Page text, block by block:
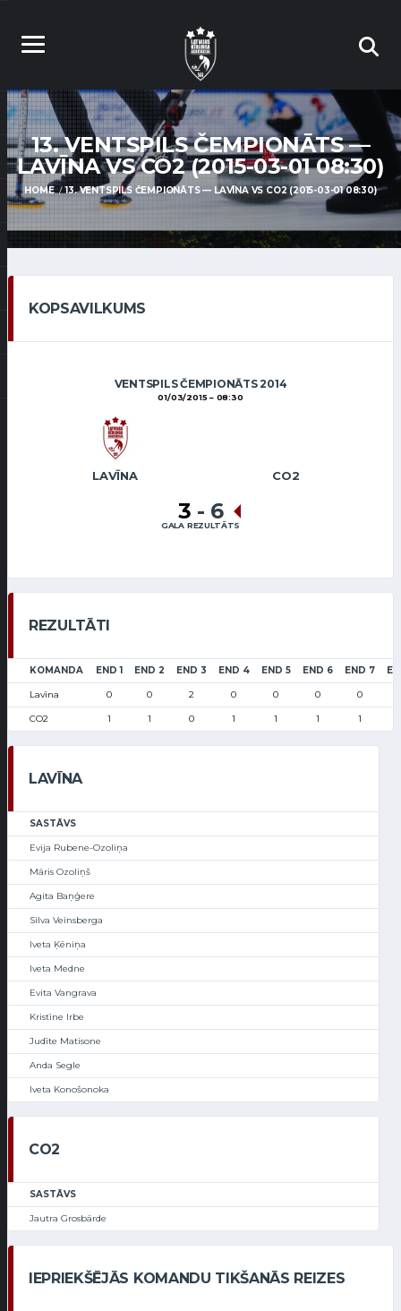
13. VENTSPILS ČEMPIONĀTS —
LAVĪNA VS CO2 (2015-03-01 08:30)
HOME 13. VENTSPILS ČEMPIONĀTS — LAVĪNA VS CO2 (2015-03-01 08:30)
KOPSAVILKUMS
VENTSPILS ČEMPIONĀTS 2014
01/03/2015 08:30
LAVĪNA CO2
3 - 6
GALA REZULTĀTS
REZULTĀTI
KOMANDA END 1 END 2 END 3 END 4 END 5 END 6 END 7
Lavīna 0 0 2 0 0 0 0
CO2 1 1 0 1 1 1 1
LAVĪNA
SASTĀVS
Evija Rubene-Ozoliņa
Māris Ozoliņš
Agita Baņģere
Silva Veinsberga
Iveta Ķēniņa
Iveta Medne
Evita Vangrava
Kristīne Irbe
Judīte Matisone
Anda Segle
Iveta Konošonoka
CO2
SASTĀVS
Jautra Grosbārde
IEPRIEKŠĒJĀS KOMANDU TIKŠANĀS REIZES